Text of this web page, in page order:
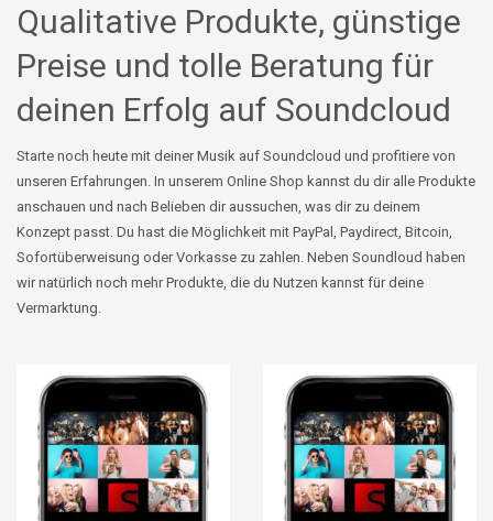
Qualitative Produkte, günstige
Preise und tolle Beratung für
deinen Erfolg auf Soundcloud
Starte noch heute mit deiner Musik auf Soundcloud und profitiere von
unseren Erfahrungen. In unserem Online Shop kannst du dir alle Produkte
anschauen und nach Belieben dir aussuchen, was dir zu deinem
Konzept passt. Du hast die Möglichkeit mit PayPal, Paydirect , Bitcoin,
Sofortüberweisung oder Vorkasse zu zahlen. Neben Soundloud haben
wir natürlich noch mehr Produkte, die du Nutzen kannst für deine
Vermarktung.